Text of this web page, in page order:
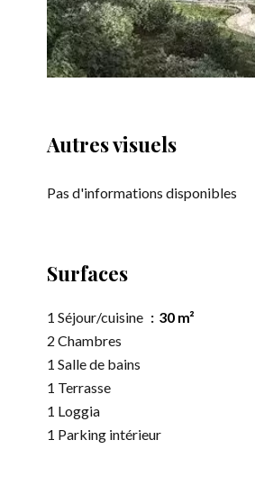
Autres visuels
Pas d'informations disponibles
Surfaces
1 Séjour/cuisine
30 m²
2 Chambres
1 Salle de bains
1 Terrasse
1 Loggia
1 Parking intérieur